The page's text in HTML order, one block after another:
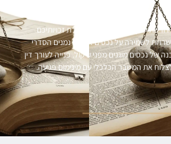
ייעוץ משפטי מוקדם והכרת זכויותיכם
לשמירה על נכסים אישיים נמנים הסדרי
של נכסים מוגנים מפני עיקול. פנייה לעורך דין
את המשבר הכלכלי עם מינימום פגיעה.